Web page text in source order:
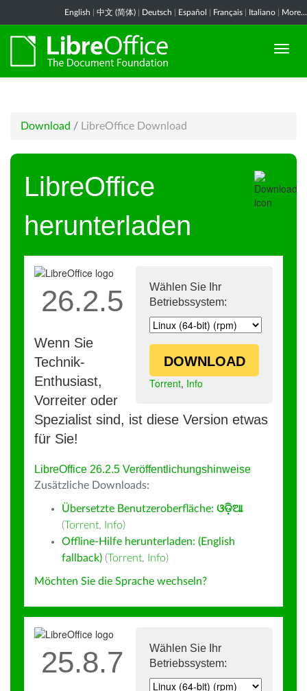
English 中文 (简体) Deutsch Español Français Italiano More...
Download / LibreOffice Download
LibreOffice
herunterladen
Wählen Sie Ihr
Betriebssystem:
DOWNLOAD
Torrent, Info
26.2.5
Wenn Sie
Technik-
Enthusiast,
Vorreiter oder
Spezialist sind, ist diese Version etwas
für Sie!
LibreOffice 26.2.5 Veröffentlichungshinweise
Zusätzliche Downloads:
Übersetzte Benutzeroberfläche: ଓଡ଼ିଆ
(Torrent, Info)
Offline-Hilfe herunterladen: (English
fallback) (Torrent, Info)
Möchten Sie die Sprache wechseln?
Wählen Sie Ihr
Betriebssystem:
25.8.7